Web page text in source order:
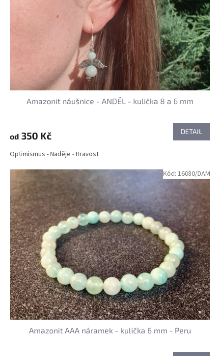
Amazonit náušnice - ANDĚL - kulička 8 a 6 mm
od 350 Kč DETAIL
Optimismus - Naděje - Hravost
Amazonit AAA náramek - kulička 6 mm - Peru
Kód: 16080/DAM